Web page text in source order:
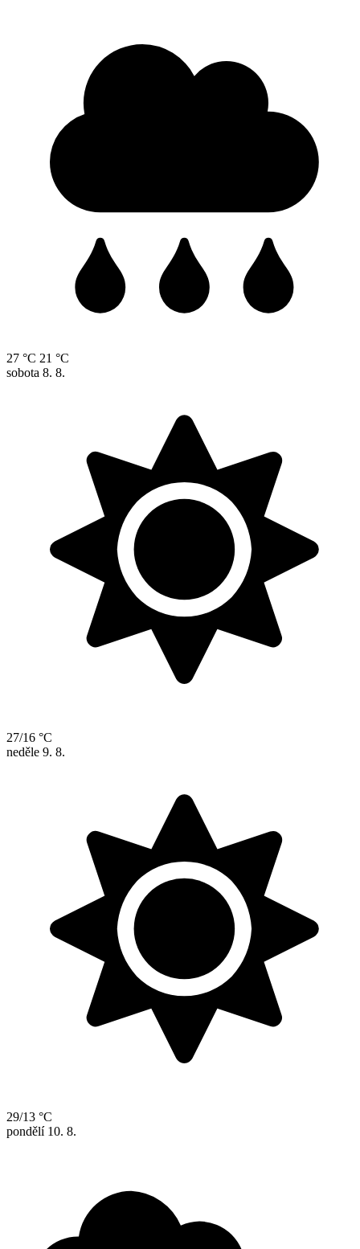
27 °C 21 °C
sobota 8. 8.
27/16 °C
neděle 9. 8.
29/13 °C
pondělí 10. 8.